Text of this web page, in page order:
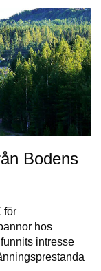
Bodens
för
hos
intresse